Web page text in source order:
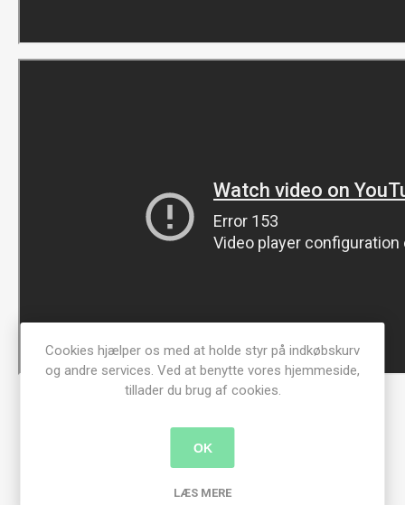
Cookies hjælper os med at holde styr på indkøbskurv
og andre services. Ved at benytte vores hjemmeside,
tillader du brug af cookies.
OK
LÆS MERE